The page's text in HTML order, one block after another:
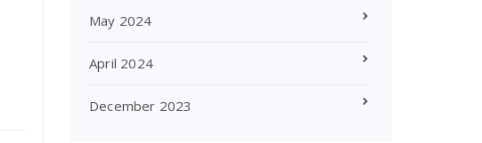
May 2024
April 2024
December 2023